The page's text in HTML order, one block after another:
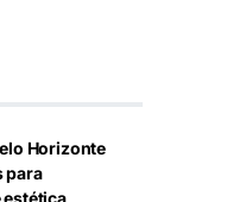
Horizonte
para
estética